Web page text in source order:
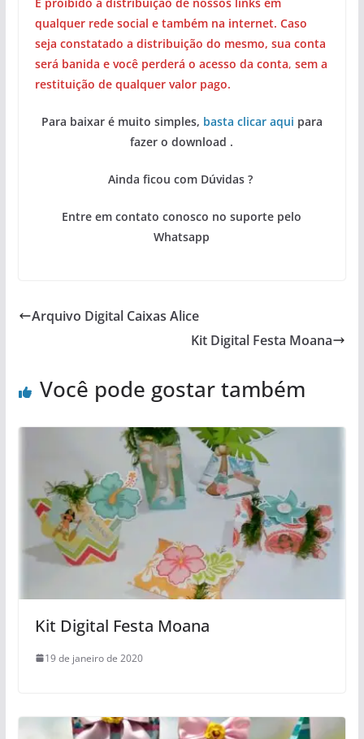
qualquer rede social e também na internet. Caso
seja constatado a distribuição do mesmo, sua conta
será banida e você perderá o acesso da conta, sem a
restituição de qualquer valor pago.
Para baixar é muito simples, basta clicar aqui para
fazer o download .
Ainda ficou com Dúvidas ?
Entre em contato conosco no suporte pelo
Whatsapp
Arquivo Digital Caixas Alice
Kit Digital Festa Moana
Você pode gostar também
Kit Digital Festa Moana
19 de janeiro de 2020